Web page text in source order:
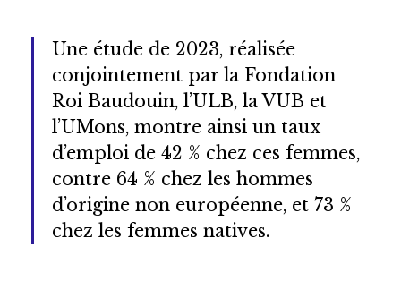
Une étude de 2023, réalisée
conjointement par la Fondation
Roi Baudouin, l’ULB, la VUB et
l’UMons, montre ainsi un taux
d’emploi de 42 % chez ces femmes,
contre 64 % chez les hommes
d’origine non européenne, et 73 %
chez les femmes natives.